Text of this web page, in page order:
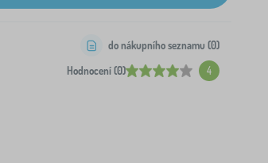
Hodnocení (0) 4
do nákupního seznamu (0)